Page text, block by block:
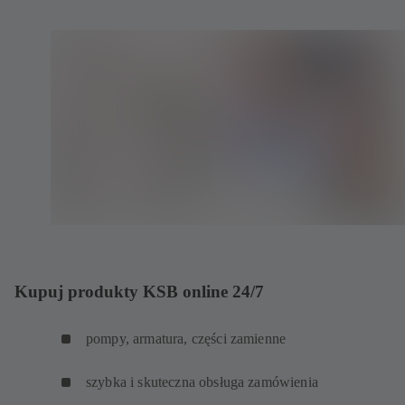
Kupuj produkty KSB online 24/7
pompy, armatura, części zamienne
szybka i skuteczna obsługa zamówienia